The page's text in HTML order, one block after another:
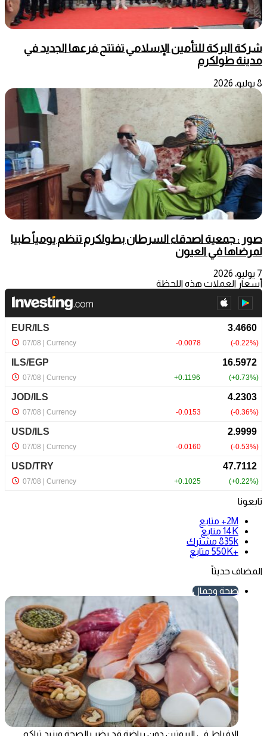
شركة البركة للتأمين الإسلامي تفتتح فرعها الجديد في
مدينة طولكرم
8 يوليو، 2026
صور : جمعية اصدقاء السرطان بطولكرم تنظم يومياً طبيا
لمرضاها في العيون
7 يوليو، 2026
أسعار العملات هذه اللحظة
تابعونا
2M+
متابع
14K متابع
835k مشترك
+550K
متابع
المضاف حديثاً
صحة وجمال